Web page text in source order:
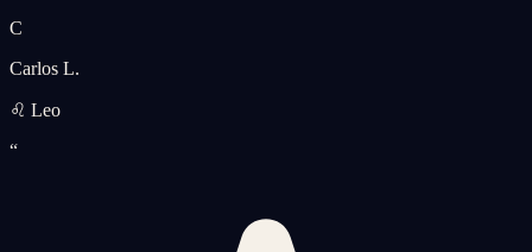
C
Carlos L.
♌ Leo
“